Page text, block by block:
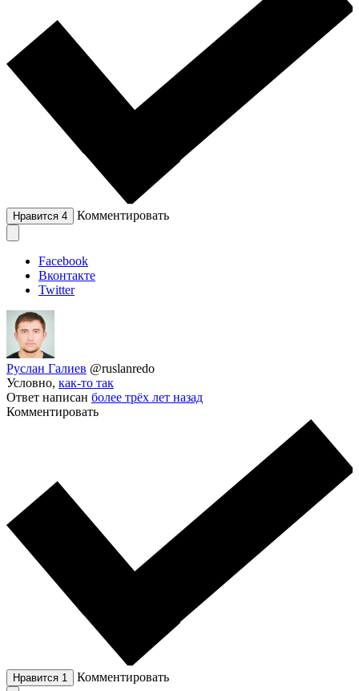
Нравится 4 Комментировать
Facebook
Вконтакте
Twitter
Руслан Галиев @ruslanredo
Условно, как-то так
Ответ написан более трёх лет назад
Комментировать
Нравится 1 Комментировать